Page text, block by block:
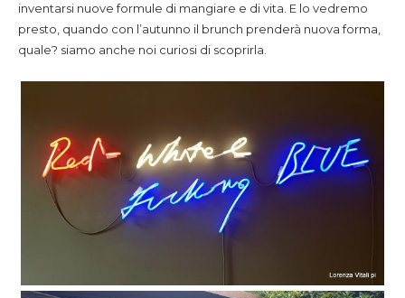
inventarsi nuove formule di mangiare e di vita. E lo vedremo
presto, quando con l’autunno il brunch prenderà nuova forma,
quale? siamo anche noi curiosi di scoprirla.